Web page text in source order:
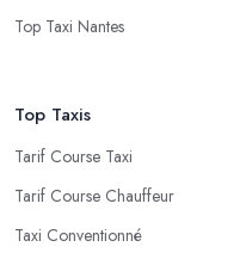
Top Taxi Nantes
Top Taxis
Tarif Course Taxi
Tarif Course Chauffeur
Taxi Conventionné